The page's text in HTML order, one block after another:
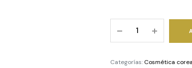
For
Categorías: Cosmética